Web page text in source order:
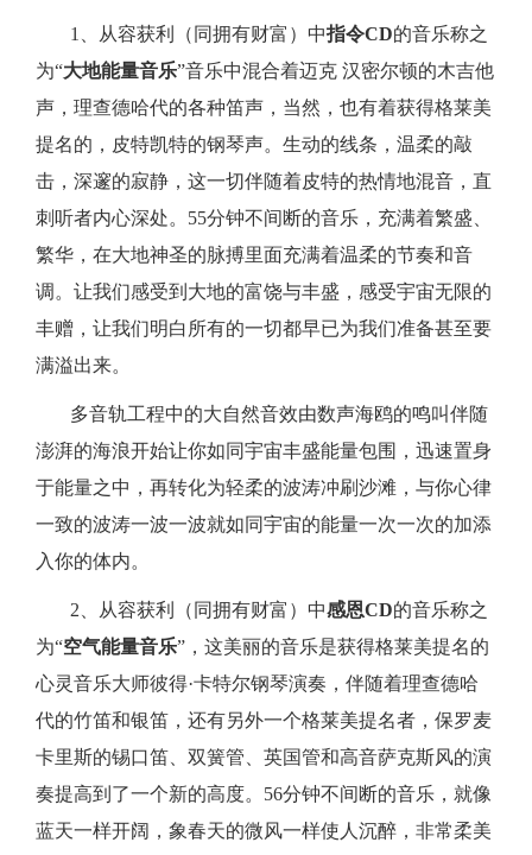
1 、从容获利（同拥有财富）中指令CD的音乐称之
为“大地能量音乐”音乐中混合着迈克 汉密尔顿的木吉他
声，理查德哈代的各种笛声，当然，也有着获得格莱美
提名的，皮特凯特的钢琴声。生动的线条，温柔的敲
击，深邃的寂静，这一切伴随着皮特的热情地混音，直
刺听者内心深处。 55分钟不间断的音乐，充满着繁盛、
繁华，在大地神圣的脉搏里面充满着温柔的节奏和音
调。让我们感受到大地的富饶与丰盛，感受宇宙无限的
丰赠，让我们明白所有的一切都早已为我们准备甚至要
满溢出来。
多音轨工程中的大自然音效由数声海鸥的鸣叫伴随
澎湃的海浪开始让你如同宇宙丰盛能量包围，迅速置身
于能量之中，再转化为轻柔的波涛冲刷沙滩，与你心律
一致的波涛一波一波就如同宇宙的能量一次一次的加添
入你的体内。
2 、从容获利（同拥有财富）中感恩CD的音乐称之
为“空气能量音乐”，这美丽的音乐是获得格莱美提名的
心灵音乐大师彼得·卡特尔钢琴演奏，伴随着理查德哈
代的竹笛和银笛，还有另外一个格莱美提名者，保罗麦
卡里斯的锡口笛、双簧管、英国管和高音萨克斯风的演
奏提高到了一个新的高度。 56分钟不间断的音乐，就像
蓝天一样开阔，象春天的微风一样使人沉醉，非常柔美